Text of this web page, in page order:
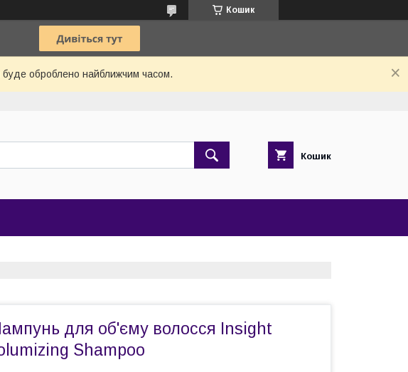
Кошик
оброблено найближчим часом.
Кошик
для об'єму волосся Insight
Shampoo